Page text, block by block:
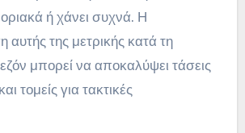
ή χάνει συχνά. Η
της μετρικής κατά τη
μπορεί να αποκαλύψει τάσεις
τομείς για τακτικές